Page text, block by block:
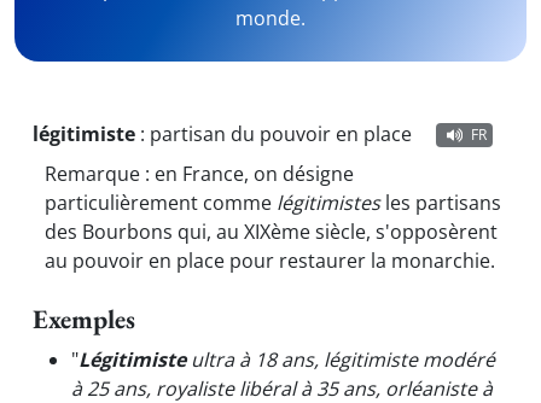
monde.
légitimiste : partisan du pouvoir en place FR
Remarque : en France, on désigne
particulièrement comme légitimistesles partisans
des Bourbons qui, au XIXème siècle, s'opposèrent
au pouvoir en place pour restaurer la monarchie.
Exemples
"Légitimisteultra à 18 ans, légitimiste modéré
à 25 ans, royaliste libéral à 35 ans, orléaniste à